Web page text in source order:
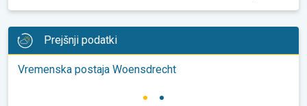
Prejšnji podatki
Vremenska postaja Woensdrecht